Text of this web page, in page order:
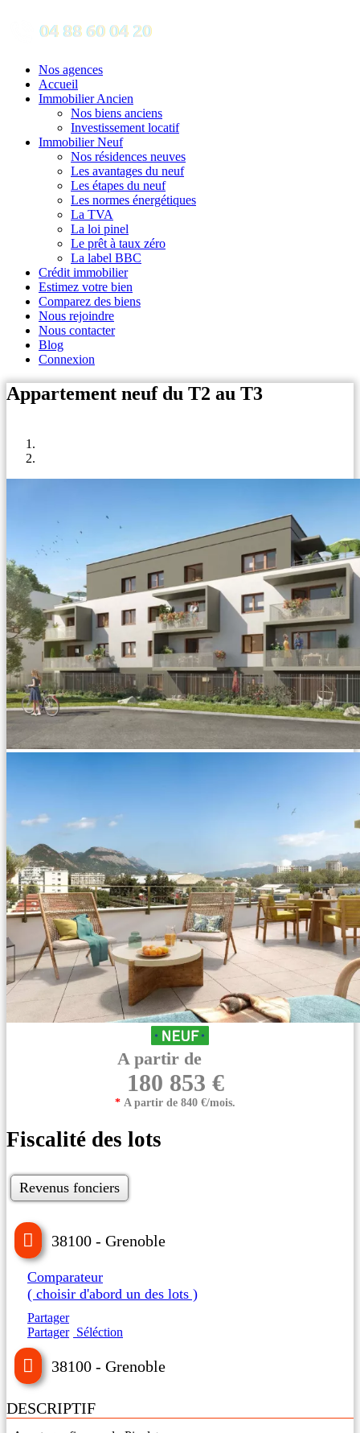
Nos agences
Accueil
Immobilier Ancien
Nos biens anciens
Investissement locatif
Immobilier Neuf
Nos résidences neuves
Les avantages du neuf
Les étapes du neuf
Les normes énergétiques
La TVA
La loi pinel
Le prêt à taux zéro
La label BBC
Crédit immobilier
Estimez votre bien
Comparez des biens
Nous rejoindre
Nous contacter
Blog
Connexion
Appartement neuf du T2 au T3
A partir de
180 853 €
* A partir de 840 €/mois.
Fiscalité des lots
Revenus fonciers
38100 - Grenoble
Comparateur
( choisir d'abord un des lots )
Partager
Partager Séléction
38100 - Grenoble
DESCRIPTIF